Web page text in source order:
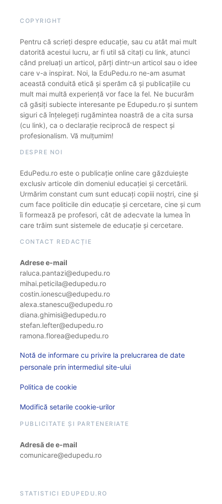
COPYRIGHT
Pentru că scrieți despre educație, sau cu atât mai mult
datorită acestui lucru, ar fi util să citați cu link, atunci
când preluați un articol, părți dintr-un articol sau o idee
care v-a inspirat. Noi, la EduPedu.ro ne-am asumat
această conduită etică și sperăm că și publicațiile cu
mult mai multă experiență vor face la fel. Ne bucurăm
că găsiți subiecte interesante pe Edupedu.ro și suntem
siguri că înțelegeți rugămintea noastră de a cita sursa
(cu link), ca o declarație reciprocă de respect și
profesionalism. Vă mulțumim!
DESPRE NOI
EduPedu.ro este o publicație online care găzduiește
exclusiv articole din domeniul educației și cercetării.
Urmărim constant cum sunt educați copiii noștri, cine și
cum face politicile din educație și cercetare, cine și cum
îi formează pe profesori, cât de adecvate la lumea în
care trăim sunt sistemele de educație și cercetare.
CONTACT REDACȚIE
Adrese e-mail
raluca.pantazi@edupedu.ro
mihai.peticila@edupedu.ro
costin.ionescu@edupedu.ro
alexa.stanescu@edupedu.ro
diana.ghimisi@edupedu.ro
stefan.lefter@edupedu.ro
ramona.florea@edupedu.ro
Notă de informare cu privire la prelucrarea de date
personale prin intermediul site-ului
Politica de cookie
Modifică setarile cookie-urilor
PUBLICITATE ȘI PARTENERIATE
Adresă de e-mail
comunicare@edupedu.ro
STATISTICI EDUPEDU.RO